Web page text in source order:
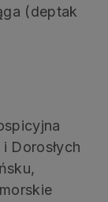
(deptak
Dorosłych